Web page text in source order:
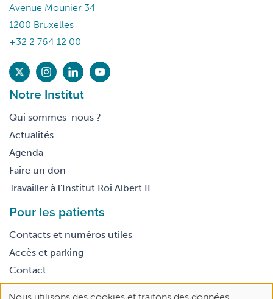
Avenue Mounier 34
1200 Bruxelles
+32 2 764 12 00
Notre Institut
Qui sommes-nous ?
Actualités
Agenda
Faire un don
Travailler à l'Institut Roi Albert II
Pour les patients
Contacts et numéros utiles
Accès et parking
Contact